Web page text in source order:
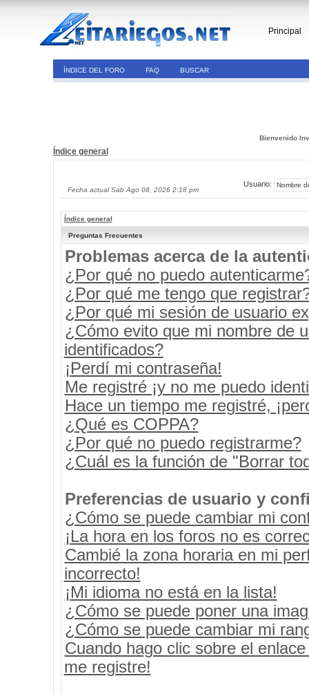
Principal
ÍNDICE DEL FORO FAQ BUSCAR
Bienvenido
Índice general
Fecha actual Sab Ago 08, 2026 2:18 pm
Usuario:
Índice general
Preguntas Frecuentes
Problemas acerca de la
¿Por qué no puedo
¿Por qué me tengo que
¿Por qué mi sesión de usuario
¿Cómo evito que mi nombre de
identificados?
¡Perdí mi contraseña!
Me registré ¡y no me puedo
Hace un tiempo me registré,
¿Qué es COPPA?
¿Por qué no puedo registrarme?
¿Cuál es la función de "Borrar
Preferencias de usuario y
¿Cómo se puede cambiar mi
¡La hora en los foros no es
Cambié la zona horaria en mi
incorrecto!
¡Mi idioma no está en la lista!
¿Cómo se puede poner una
¿Cómo se puede cambiar mi
Cuando hago clic sobre el
me registre!